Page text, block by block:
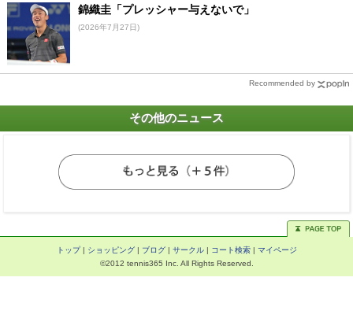
錦織圭「プレッシャー与えないで」
(2026年7月27日)
Recommended by
その他のニュース
トップ| ショッピング| ブログ| サークル| コート検索| マイページ
©2012 tennis365 Inc. All Rights Reserved.